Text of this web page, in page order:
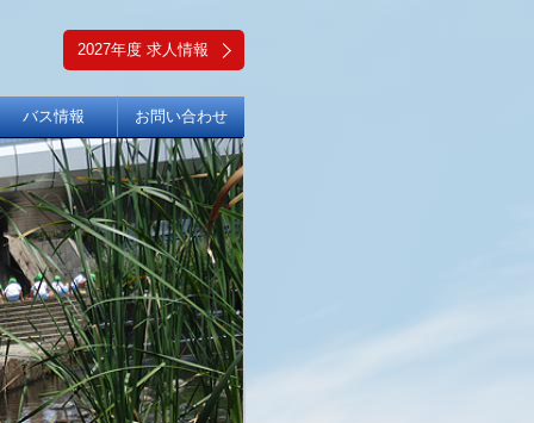
2027年度 求人情報
バス情報 お問い合わせ